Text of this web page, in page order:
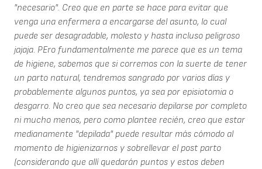
"necesario". Creo que en parte se hace para evitar que
venga una enfermera a encargarse del asunto, lo cual
puede ser desagradable, molesto y hasta incluso peligroso
jajaja. PEro fundamentalmente me parece que es un tema
de higiene, sabemos que si corremos con la suerte de tener
un parto natural, tendremos sangrado por varios días y
probablemente algunos puntos, ya sea por episiotomia o
desgarro. No creo que sea necesario depilarse por completo
ni mucho menos, pero como plantee recién, creo que estar
medianamente "depilada" puede resultar más cómodo al
momento de higienizarnos y sobrellevar el post parto
(considerando que allí quedarán puntos y estos deben